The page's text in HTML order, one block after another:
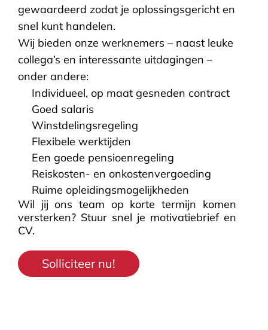
gewaardeerd zodat je oplossingsgericht en
snel kunt handelen.
Wij bieden onze werknemers – naast leuke
collega’s en interessante uitdagingen –
onder andere:
Individueel, op maat gesneden contract
Goed salaris
Winstdelingsregeling
Flexibele werktijden
Een goede pensioenregeling
Reiskosten- en onkostenvergoeding
Ruime opleidingsmogelijkheden
Wil jij ons team op korte termijn komen
versterken? Stuur snel je motivatiebrief en
CV.
Solliciteer nu!